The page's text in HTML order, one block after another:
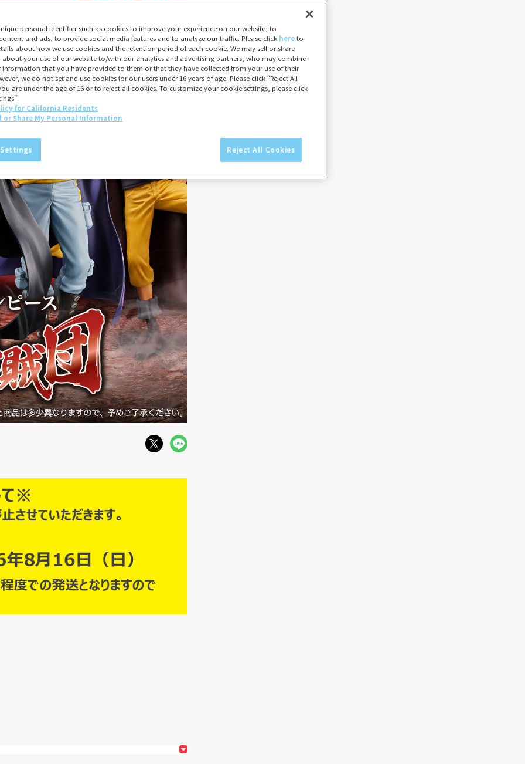
personal identifier such as cookies to improve your experience on our website, to
and ads, to provide social media features and to analyze our traffic. Please click hereto
about how we use cookies and the retention period of each cookie. We may sell or share
your use of our website to/with our analytics and advertising partners, who may combine
that you have provided to them or that they have collected from your use of their
we do not set and use cookies for our users under 16 years of age. Please click “Reject All
are under the age of 16 or to reject all cookies. To customize your cookie settings, please click
for California Residents
or Share My Personal Information
Reject All Cookies